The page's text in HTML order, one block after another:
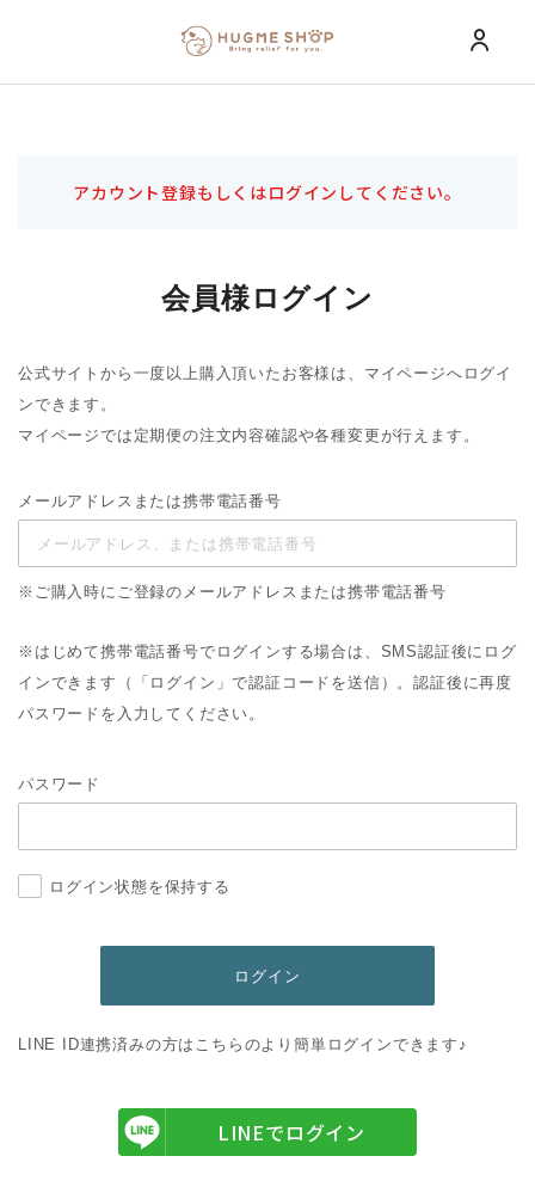
アカウント登録もしくはログインしてください。
会員様ログイン
公式サイトから一度以上購入頂いたお客様は、マイページへログイ
ンできます。
マイページでは定期便の注文内容確認や各種変更が行えます。
メールアドレスまたは携帯電話番号
※ご購入時にご登録のメールアドレスまたは携帯電話番号
※はじめて携帯電話番号でログインする場合は、SMS認証後にログ
インできます（「ログイン」で認証コードを送信）。認証後に再度
パスワードを入力してください。
パスワード
ログイン状態を保持する
LINE ID連携済みの方はこちらのより簡単ログインできます♪
LINEでログイン